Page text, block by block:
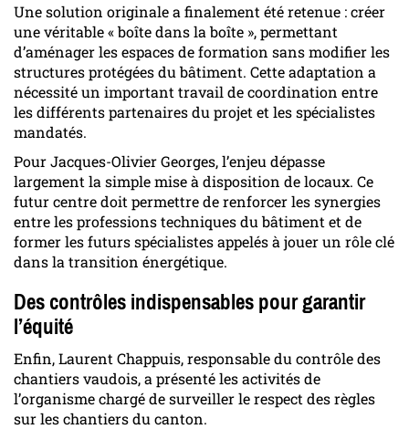
Une solution originale a finalement été retenue : créer
une véritable « boîte dans la boîte », permettant
d’aménager les espaces de formation sans modifier les
structures protégées du bâtiment. Cette adaptation a
nécessité un important travail de coordination entre
les différents partenaires du projet et les spécialistes
mandatés.
Pour Jacques-Olivier Georges, l’enjeu dépasse
largement la simple mise à disposition de locaux. Ce
futur centre doit permettre de renforcer les synergies
entre les professions techniques du bâtiment et de
former les futurs spécialistes appelés à jouer un rôle clé
dans la transition énergétique.
Des contrôles indispensables pour garantir
l’équité
Enfin, Laurent Chappuis, responsable du contrôle des
chantiers vaudois, a présenté les activités de
l’organisme chargé de surveiller le respect des règles
sur les chantiers du canton.